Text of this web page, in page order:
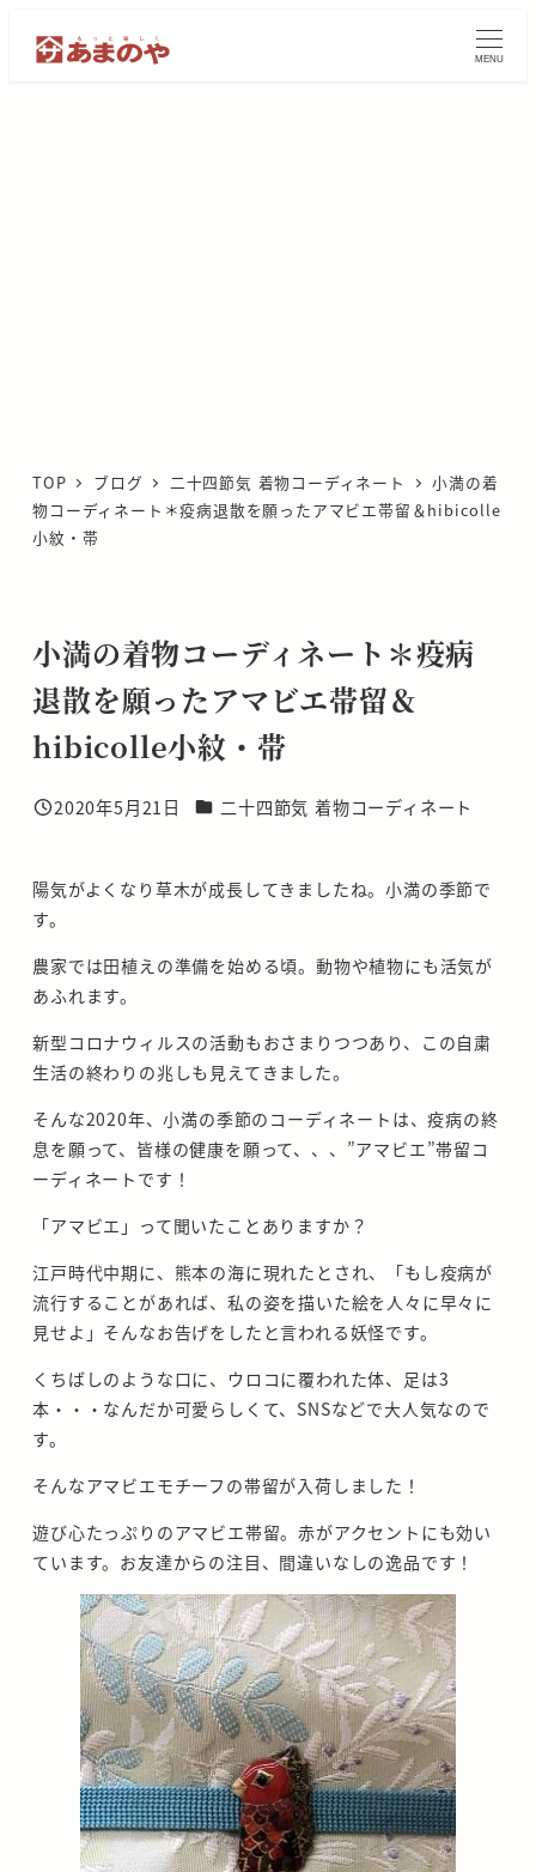
MENU
TOP ブログ 二十四節気 着物コーディネート
小満の着
物コーディネート＊疫病退散を願ったアマビエ帯留＆hibicolle
小紋・帯
小満の着物コーディネート＊疫病
退散を願ったアマビエ帯留＆
hibicolle小紋・帯
投稿日
2020年5月21日 カテゴリー
二十四節気 着物コーディネート
陽気がよくなり草木が成長してきましたね。小満の季節で
す。
農家では田植えの準備を始める頃。動物や植物にも活気が
あふれます。
新型コロナウィルスの活動もおさまりつつあり、この自粛
生活の終わりの兆しも見えてきました。
そんな2020年、小満の季節のコーディネートは、疫病の終
息を願って、皆様の健康を願って、、、”アマビエ”帯留コ
ーディネートです！
「アマビエ」って聞いたことありますか？
江戸時代中期に、熊本の海に現れたとされ、「もし疫病が
流行することがあれば、私の姿を描いた絵を人々に早々に
見せよ」そんなお告げをしたと言われる妖怪です。
くちばしのような口に、ウロコに覆われた体、足は3
本・・・なんだか可愛らしくて、SNSなどで大人気なので
す。
そんなアマビエモチーフの帯留が入荷しました！
遊び心たっぷりのアマビエ帯留。赤がアクセントにも効い
ています。お友達からの注目、間違いなしの逸品です！